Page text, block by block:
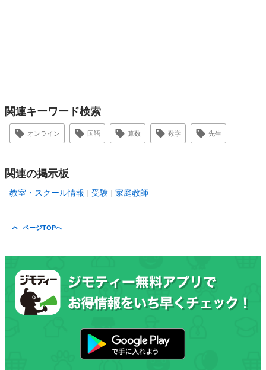
関連キーワード検索
オンライン 国語 算数 数学 先生
関連の掲示板
教室・スクール情報 受験 家庭教師
ページTOPへ